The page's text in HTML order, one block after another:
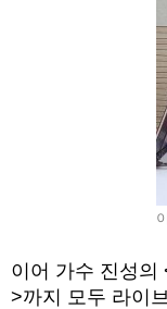
이어 가수 진성의
>까지 모두 라이